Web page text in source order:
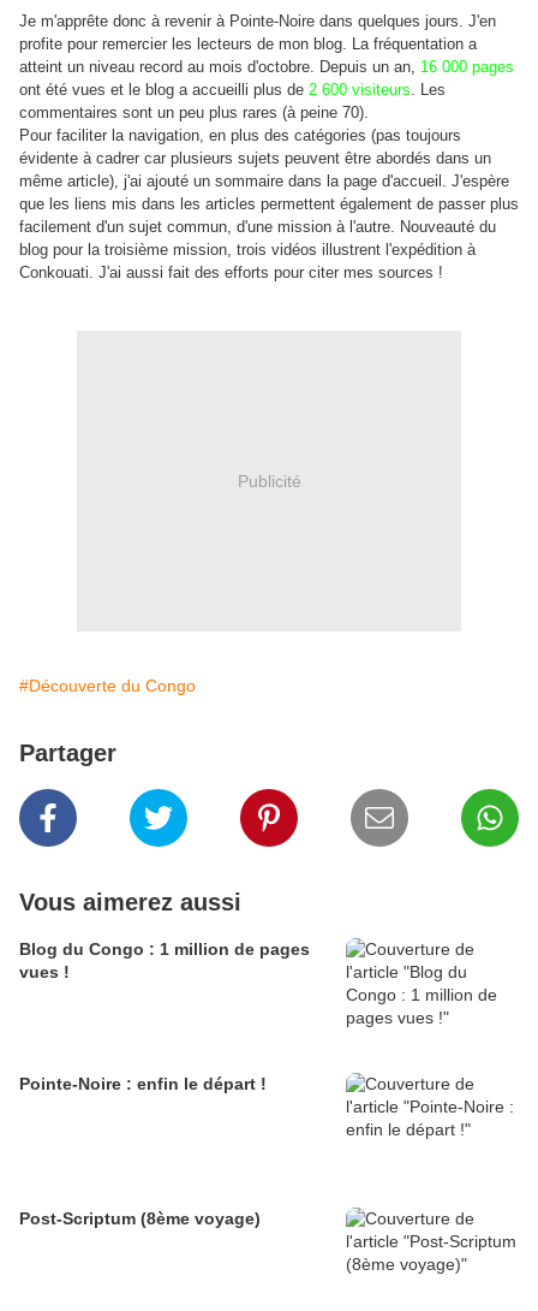
Je m'apprête donc à revenir à Pointe-Noire dans quelques jours. J'en
profite pour remercier les lecteurs de mon blog. La fréquentation a
atteint un niveau record au mois d'octobre. Depuis un an, 16 000 pages
ont été vues et le blog a accueilli plus de 2 600 visiteurs. Les
commentaires sont un peu plus rares (à peine 70).
Pour faciliter la navigation, en plus des catégories (pas toujours
évidente à cadrer car plusieurs sujets peuvent être abordés dans un
même article), j'ai ajouté un sommaire dans la page d'accueil. J'espère
que les liens mis dans les articles permettent également de passer plus
facilement d'un sujet commun, d'une mission à l'autre. Nouveauté du
blog pour la troisième mission, trois vidéos illustrent l'expédition à
Conkouati. J'ai aussi fait des efforts pour citer mes sources !
Publicité
#Découverte du Congo
Partager
Vous aimerez aussi
Blog du Congo : 1 million de pages
vues !
Pointe-Noire : enfin le départ !
Post-Scriptum (8ème voyage)